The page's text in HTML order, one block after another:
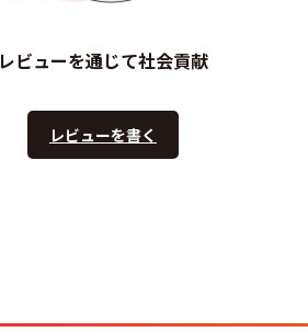
レビューを通じて社会貢献
レビューを書く